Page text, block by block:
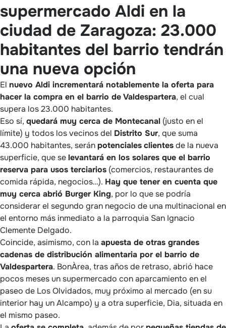
supermercado Aldi en la
ciudad de Zaragoza: 23.000
habitantes del barrio tendrán
una nueva opción
El nuevo Aldi incrementará notablemente la oferta para
hacer la compra en el barrio de Valdespartera, el cual
supera los 23.000 habitantes.
Eso sí, quedará muy cerca de Montecanal (justo en el
límite) y todos los vecinos del Distrito Sur, que suma
43.000 habitantes, seránpotencialesclientesde la nueva
superficie, que selevantará en los solares que el barrio
reserva para usos terciarios (comercios, restaurantes de
comida rápida, negocios…). Hay que tener en cuenta que
muy cerca abrió Burger King, por lo que se podría
considerar el segundo gran negocio de una multinacional en
el entorno más inmediato a la parroquia San Ignacio
Clemente Delgado.
Coincide, asimismo, con la apuesta de otras grandes
cadenas de distribución alimentaria por el barrio de
Valdespartera. BonÀrea, tras años de retraso, abrió hace
pocos meses un supermercado con aparcamiento en el
paseo de Los Olvidados, muy próximo al mercado (en su
interior hay un Alcampo) y a otra superficie, Dia, situada en
el mismo paseo.